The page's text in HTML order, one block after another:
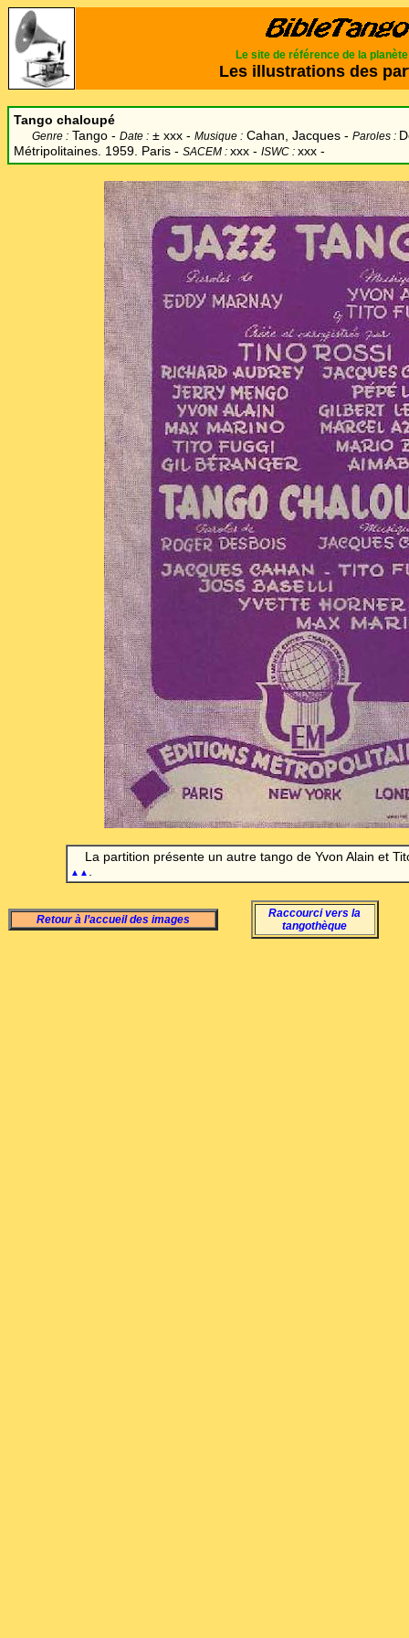
Le site de référence de la planète
Les illustrations des
Tango chaloupé
Genre : Tango - Date : ± xxx - Musique : Cahan, Jacques - Paroles :
Métripolitaines. 1959. Paris - SACEM : xxx - ISWC : xxx -
La partition présente un autre tango de Yvon Alain et
▲▲
Retour à l’accueil des images
Raccourci vers la
tangothèque